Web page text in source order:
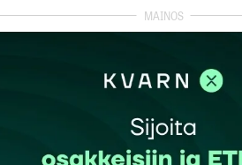
Pakolliset kentät on merkitty